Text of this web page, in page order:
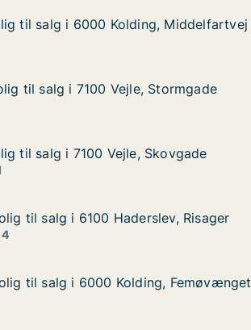
6000 Kolding, Middelfartvej
til salg i 6000 Kolding, Middelfartvej
til salg i 6000 Kolding, Middelfartvej
7100 Vejle, Stormgade
til salg i 7100 Vejle, Stormgade
til salg i 7100 Vejle, Stormgade
Vejle, Skovgade
til salg i 7100 Vejle, Skovgade
til salg i 7100 Vejle, Skovgade
6100 Haderslev, Risager
til salg i 6100 Haderslev, Risager
til salg i 6100 Haderslev, Risager
i 6000 Kolding, Femøvænget
til salg i 6000 Kolding, Femøvænget
til salg i 6000 Kolding, Femøvænget